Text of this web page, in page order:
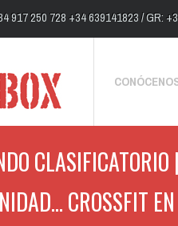
917 250 728 +34 639141823 / GR:
CROSSFIT